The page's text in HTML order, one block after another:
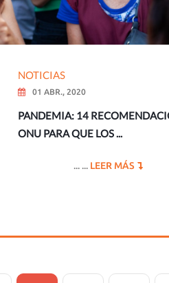
NOTICIAS
01 ABR., 2020
PANDEMIA: 14
ONU PARA QUE LOS ...
LEER MÁS